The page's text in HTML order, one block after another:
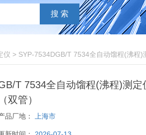
仪 > SYP-7534DGB/T 7534全自动馏程(沸程)测定仪（
T 7534全自动馏程(沸程)测定
（双管）
品厂地： 上海市